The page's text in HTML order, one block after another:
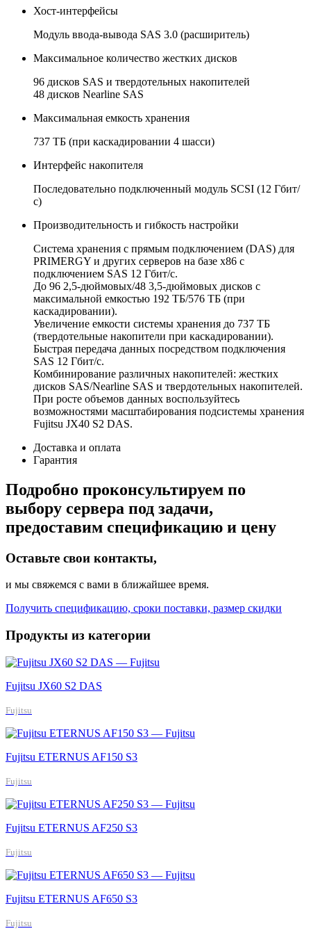
Хост-интерфейсы
Модуль ввода-вывода SAS 3.0 (расширитель)
Максимальное количество жестких дисков
96 дисков SAS и твердотельных накопителей
48 дисков Nearline SAS
Максимальная емкость хранения
737 ТБ (при каскадировании 4 шасси)
Интерфейс накопителя
Последовательно подключенный модуль SCSI (12 Гбит/
с)
Производительность и гибкость настройки
Система хранения с прямым подключением (DAS) для
PRIMERGY и других серверов на базе x86 с
подключением SAS 12 Гбит/с.
До 96 2,5-дюймовых/48 3,5-дюймовых дисков с
максимальной емкостью 192 ТБ/576 ТБ (при
каскадировании).
Увеличение емкости системы хранения до 737 ТБ
(твердотельные накопители при каскадировании).
Быстрая передача данных посредством подключения
SAS 12 Гбит/с.
Комбинирование различных накопителей: жестких
дисков SAS/Nearline SAS и твердотельных накопителей.
При росте объемов данных воспользуйтесь
возможностями масштабирования подсистемы хранения
Fujitsu JX40 S2 DAS.
Доставка и оплата
Гарантия
Подробно проконсультируем по
выбору сервера под задачи,
предоставим спецификацию и цену
Оставьте свои контакты,
и мы свяжемся с вами в ближайшее время.
Получить спецификацию, сроки поставки, размер скидки
Продукты из категории
Fujitsu JX60 S2 DAS
Fujitsu
Fujitsu ETERNUS AF150 S3
Fujitsu
Fujitsu ETERNUS AF250 S3
Fujitsu
Fujitsu ETERNUS AF650 S3
Fujitsu